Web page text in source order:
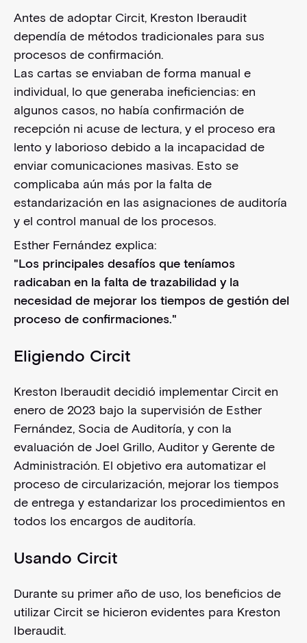
Antes de adoptar Circit, Kreston Iberaudit
dependía de métodos tradicionales para sus
procesos de confirmación.
Las cartas se enviaban de forma manual e
individual, lo que generaba ineficiencias: en
algunos casos, no había confirmación de
recepción ni acuse de lectura, y el proceso era
lento y laborioso debido a la incapacidad de
enviar comunicaciones masivas. Esto se
complicaba aún más por la falta de
estandarización en las asignaciones de auditoría
y el control manual de los procesos.
Esther Fernández explica:
"Los principales desafíos que teníamos
radicaban en la falta de trazabilidad y la
necesidad de mejorar los tiempos de gestión del
proceso de confirmaciones."
Eligiendo Circit
Kreston Iberaudit decidió implementar Circit en
enero de 2023 bajo la supervisión de Esther
Fernández, Socia de Auditoría, y con la
evaluación de Joel Grillo, Auditor y Gerente de
Administración. El objetivo era automatizar el
proceso de circularización, mejorar los tiempos
de entrega y estandarizar los procedimientos en
todos los encargos de auditoría.
Usando Circit
Durante su primer año de uso, los beneficios de
utilizar Circit se hicieron evidentes para Kreston
Iberaudit.